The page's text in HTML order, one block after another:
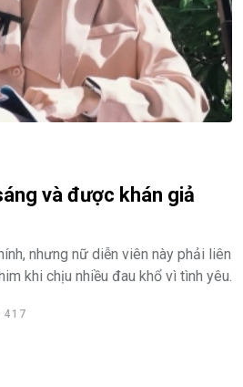
và được khán giả
nhưng nữ diễn viên này phải liên
khi chịu nhiều đau khổ vì tình yêu.
417